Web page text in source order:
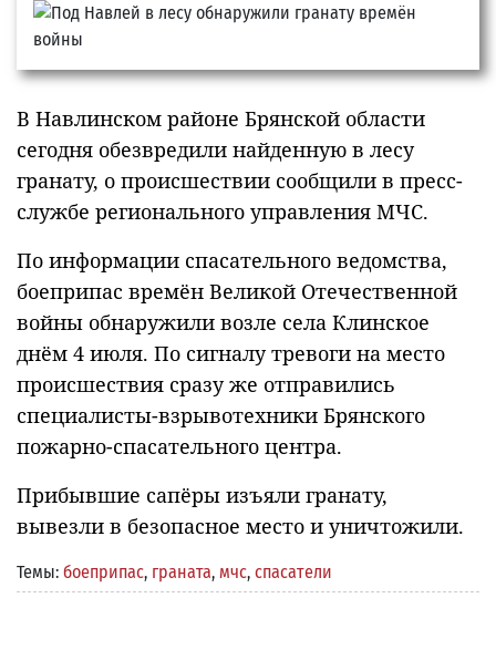
В Навлинском районе Брянской области
сегодня обезвредили найденную в лесу
гранату, о происшествии сообщили в пресс-
службе регионального управления МЧС.
По информации спасательного ведомства,
боеприпас времён Великой Отечественной
войны обнаружили возле села Клинское
днём 4 июля. По сигналу тревоги на место
происшествия сразу же отправились
специалисты-взрывотехники Брянского
пожарно-спасательного центра.
Прибывшие сапёры изъяли гранату,
вывезли в безопасное место и уничтожили.
Темы: боеприпас, граната, мчс, спасатели